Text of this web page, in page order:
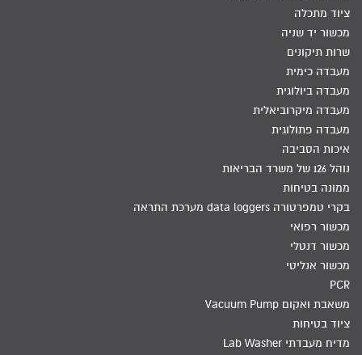
ציוד מתכלה
מכשור יד שניה
שרות תיקונים
מעבדה כימית
מעבדה ביולוגית
מעבדה מיקרוביאלית
מעבדה פתולוגית
איכות הסביבה
נוהל 126 של משרד הבריאות
ממונה בטיחות
בקרי טמפרטורה data loggers מערכת התראה
מכשור רפואי
מכשור דנטלי
מכשור אנליטי
PCR
משאבת ואקום Vacuum Pump
ציוד בטיחות
מדיח מעבדתי Lab Washer